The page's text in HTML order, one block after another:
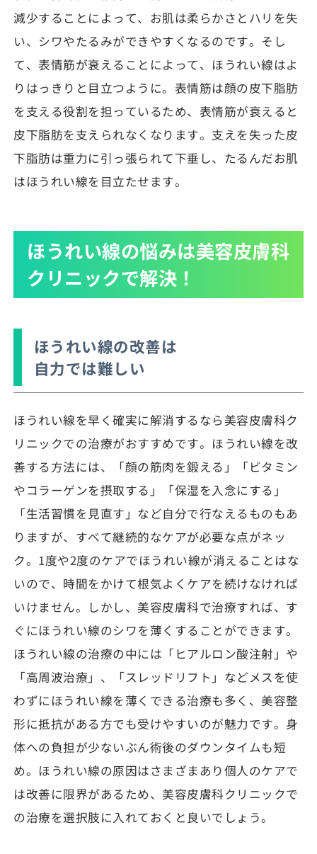
減少することによって、お肌は柔らかさとハリを失
い、シワやたるみができやすくなるのです。そし
て、表情筋が衰えることによって、ほうれい線はよ
りはっきりと目立つように。表情筋は顔の皮下脂肪
を支える役割を担っているため、表情筋が衰えると
皮下脂肪を支えられなくなります。支えを失った皮
下脂肪は重力に引っ張られて下垂し、たるんだお肌
はほうれい線を目立たせます。
ほうれい線の悩みは美容皮膚科
クリニックで解決！
ほうれい線の改善は
自力では難しい
ほうれい線を早く確実に解消するなら美容皮膚科ク
リニックでの治療がおすすめです。ほうれい線を改
善する方法には、「顔の筋肉を鍛える」「ビタミン
やコラーゲンを摂取する」「保湿を入念にする」
「生活習慣を見直す」など自分で行なえるものもあ
りますが、すべて継続的なケアが必要な点がネッ
ク。1度や2度のケアでほうれい線が消えることはな
いので、時間をかけて根気よくケアを続けなければ
いけません。しかし、美容皮膚科で治療すれば、す
ぐにほうれい線のシワを薄くすることができます。
ほうれい線の治療の中には「ヒアルロン酸注射」や
「高周波治療」、「スレッドリフト」などメスを使
わずにほうれい線を薄くできる治療も多く、美容整
形に抵抗がある方でも受けやすいのが魅力です。身
体への負担が少ないぶん術後のダウンタイムも短
め。ほうれい線の原因はさまざまあり個人のケアで
は改善に限界があるため、美容皮膚科クリニックで
の治療を選択肢に入れておくと良いでしょう。